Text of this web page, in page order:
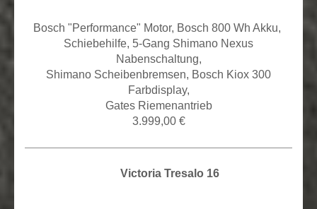
Bosch "Performance" Motor, Bosch 800 Wh Akku,
Schiebehilfe, 5-Gang Shimano Nexus
Nabenschaltung,
Shimano Scheibenbremsen, Bosch Kiox 300
Farbdisplay,
Gates Riemenantrieb
3.999,00 €
Victoria Tresalo 16